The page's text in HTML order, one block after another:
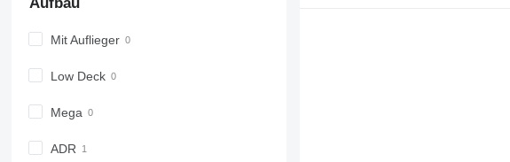
Mit Auflieger
Low Deck
Mega
ADR